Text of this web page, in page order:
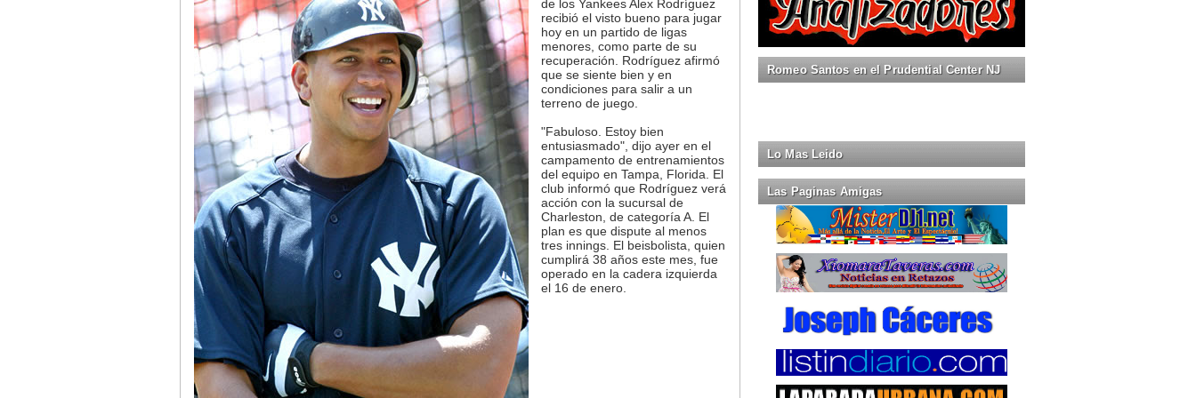
de los Yankees Alex Rodríguez
recibió el visto bueno para jugar
hoy en un partido de ligas
menores, como parte de su
recuperación. Rodríguez afirmó
que se siente bien y en
condiciones para salir a un
terreno de juego.
"Fabuloso. Estoy bien
entusiasmado", dijo ayer en el
campamento de entrenamientos
del equipo en Tampa, Florida. El
club informó que Rodríguez verá
acción con la sucursal de
Charleston, de categoría A. El
plan es que dispute al menos
tres innings. El beisbolista, quien
cumplirá 38 años este mes, fue
operado en la cadera izquierda
el 16 de enero.
Romeo Santos en el Prudential Center NJ
Lo Mas Leido
Las Paginas Amigas